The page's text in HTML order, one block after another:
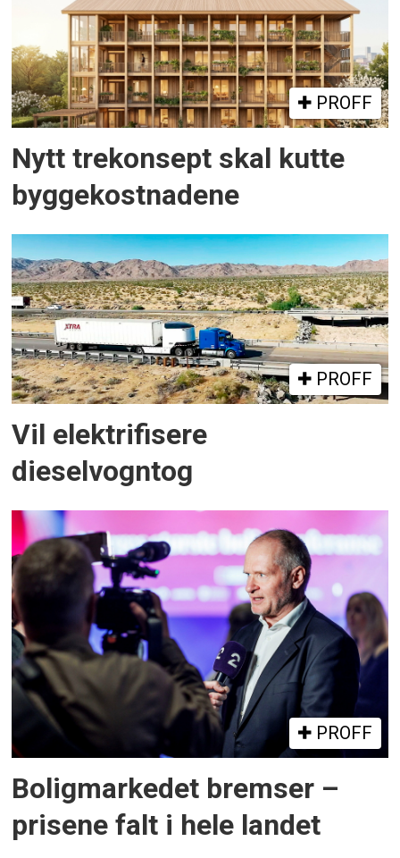
PROFF
Nytt trekonsept skal kutte
byggekostnadene
PROFF
Vil elektrifisere
dieselvogntog
PROFF
Boligmarkedet bremser –
prisene falt i hele landet